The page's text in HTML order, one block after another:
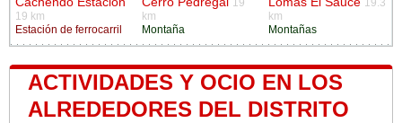
19 km
Estación de ferrocarril
19
km
Montaña
19.3
km
Montañas
ACTIVIDADES Y OCIO EN LOS
ALREDEDORES DEL DISTRITO